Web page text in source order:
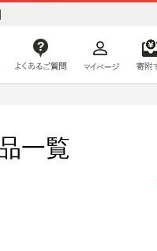
はじめての方へ
一覧